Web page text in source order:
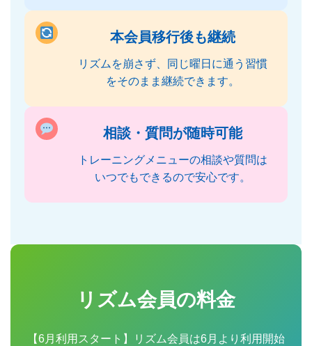
本会員移行後も継続
リズムを崩さず、同じ曜日に通う習慣
をそのまま継続できます。
相談・質問が随時可能
トレーニングメニューの相談や質問は
いつでもできるので安心です。
リズム会員の料金
【6月利用スタート】リズム会員は6月より利用開始